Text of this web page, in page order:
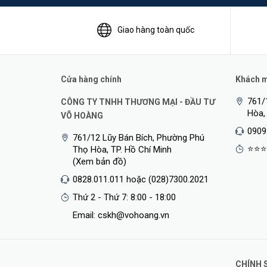
Độ Phân Giải 2K Cho Chất Lượng Hiển Thị Cực Rõ
Giao hàng toàn quốc
Cửa hàng chính
CÔNG TY TNHH THƯƠNG MẠI - ĐẦU TƯ
VÕ HOÀNG
761/12 Lũy Bán Bích, Phường Phú
Thọ Hòa, TP. Hồ Chí Minh
(Xem bản đồ)
0828.011.011 hoặc (028)7300.2021
Thứ 2 - Thứ 7: 8:00 - 18:00
Email: cskh@vohoang.vn
Khách
761/
Hòa,
CHÍNH